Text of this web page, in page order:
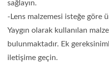
sağlayın.
-Lens malzemesi isteğe göre
Yaygın olarak kullanılan
bulunmaktadır. Ek
iletişime geçin.